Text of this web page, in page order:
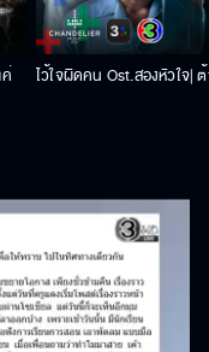
ไว้ใจผิดคน Ost.สองหัวใจ|